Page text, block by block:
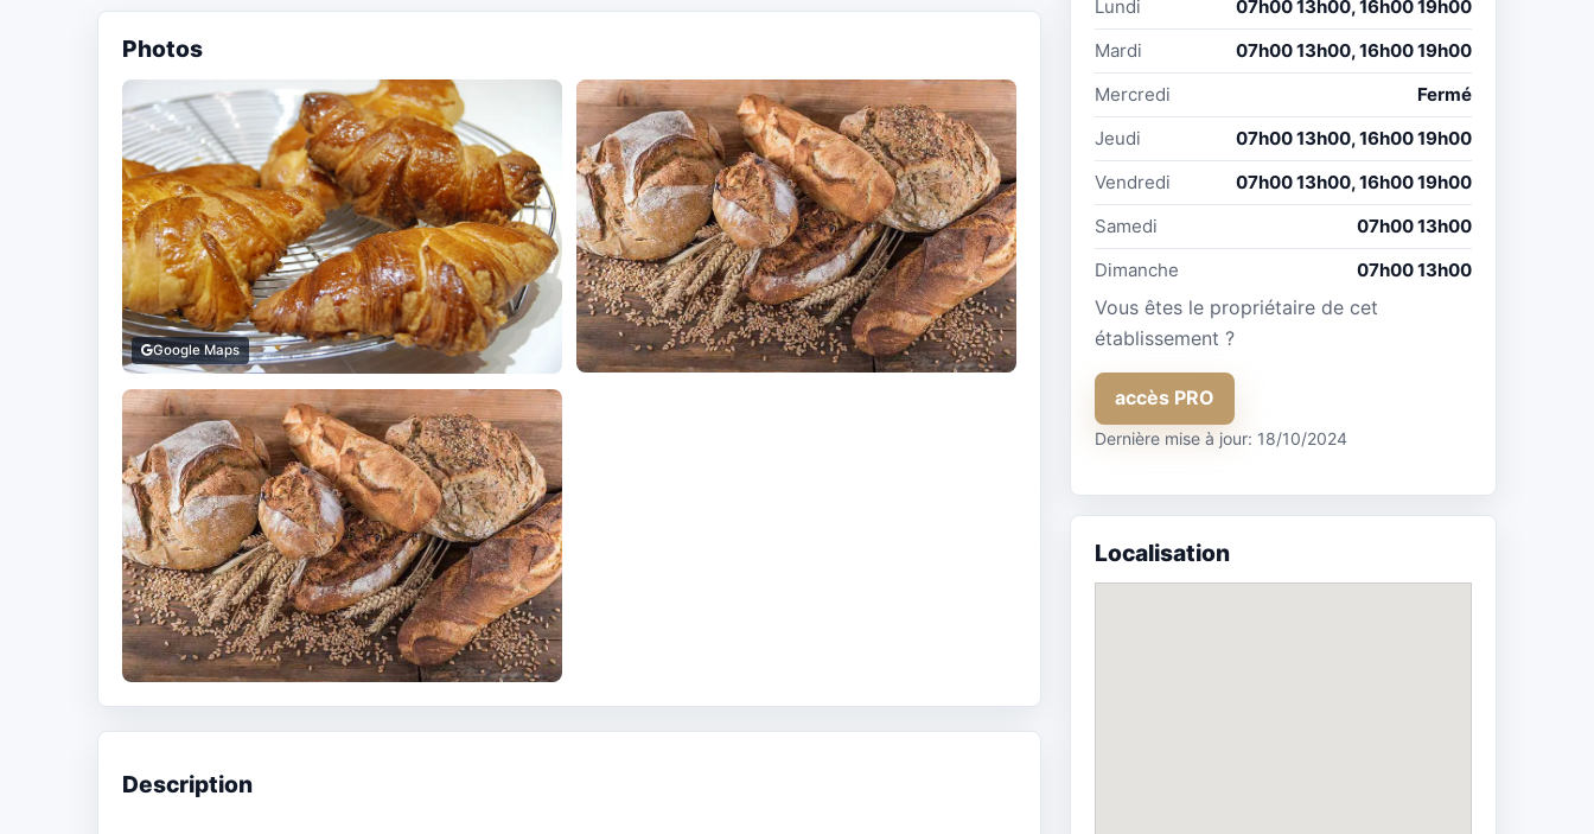
Photos
Google Maps
Description
Lundi
07h00 13h00, 16h00 19h00
Mardi
07h00 13h00, 16h00 19h00
Mercredi
Fermé
Jeudi
07h00 13h00, 16h00 19h00
Vendredi
07h00 13h00, 16h00 19h00
Samedi
07h00 13h00
Dimanche
07h00 13h00
Vous êtes le propriétaire de cet
établissement ?
accès PRO
Dernière mise à jour: 18/10/2024
Localisation